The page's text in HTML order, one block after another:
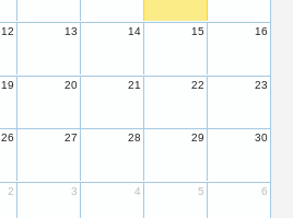
12 13 14 15 16
19 20 21 22 23
26 27 28 29 30
2 3 4 5 6